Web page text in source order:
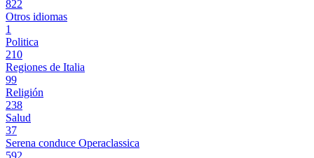
822
Otros idiomas
1
Politica
210
Regiones de Italia
99
Religión
238
Salud
37
Serena conduce Operaclassica